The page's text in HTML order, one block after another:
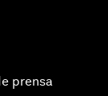
prensa